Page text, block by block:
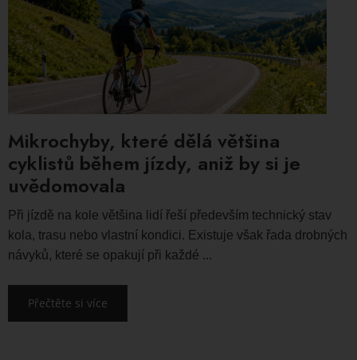
Mikrochyby, které dělá většina
cyklistů během jízdy, aniž by si je
uvědomovala
Při jízdě na kole většina lidí řeší především technický stav
kola, trasu nebo vlastní kondici. Existuje však řada drobných
návyků, které se opakují při každé ...
Přečtěte si více